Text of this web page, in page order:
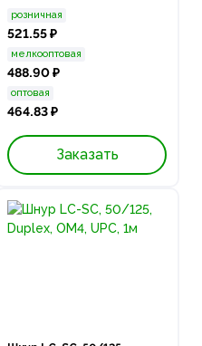
розничная
521.55 ₽
мелкооптовая
488.90 ₽
оптовая
464.83 ₽
Заказать